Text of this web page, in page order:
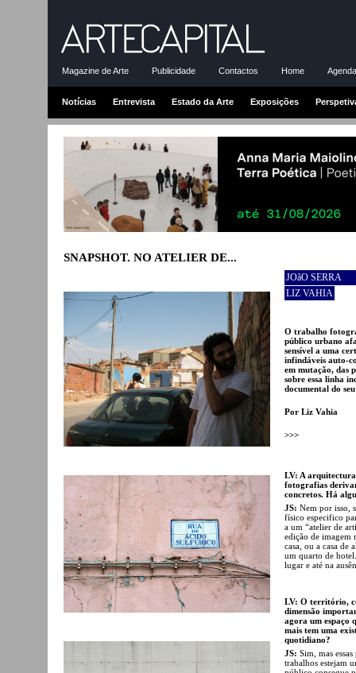
Magazine de Arte Publicidade Contactos Home
Notícias Entrevista Estado da Arte Exposições
SNAPSHOT. NO ATELIER DE...
JOãO SERRA
LIZ VAHIA
O trabalho
público urbano
sensível a uma
infindáveis auto-
em mutação, das
sobre essa linha
documental do
Por Liz Vahia
>>>
LV: A
fotografias
concretos. Há
JS: Nem por isso,
físico especifico
a um “atelier de
edição de imagem
casa, ou a casa de
um quarto de
lugar e até na
LV: O território,
dimensão
agora um espaço
mais tem uma
quotidiano?
JS: Sim, mas
trabalhos estejam